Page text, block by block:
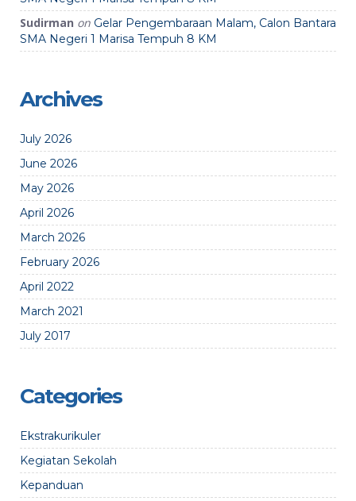
Sudirman on Gelar Pengembaraan Malam, Calon Bantara
SMA Negeri 1 Marisa Tempuh 8 KM
Archives
July 2026
June 2026
May 2026
April 2026
March 2026
February 2026
April 2022
March 2021
July 2017
Categories
Ekstrakurikuler
Kegiatan Sekolah
Kepanduan